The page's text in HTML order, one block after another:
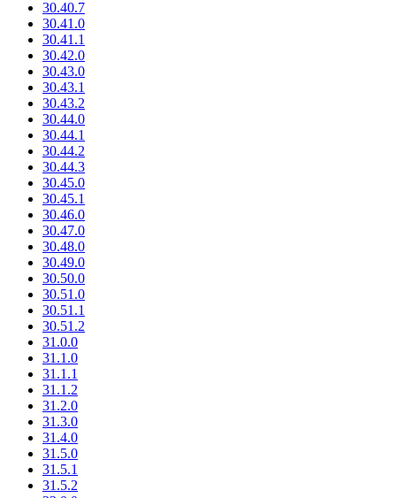
30.40.7
30.41.0
30.41.1
30.42.0
30.43.0
30.43.1
30.43.2
30.44.0
30.44.1
30.44.2
30.44.3
30.45.0
30.45.1
30.46.0
30.47.0
30.48.0
30.49.0
30.50.0
30.51.0
30.51.1
30.51.2
31.0.0
31.1.0
31.1.1
31.1.2
31.2.0
31.3.0
31.4.0
31.5.0
31.5.1
31.5.2